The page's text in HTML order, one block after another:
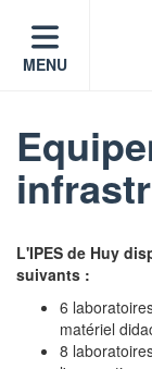
MENU
L'IPES de Huy
suivants :
6
matériel
8